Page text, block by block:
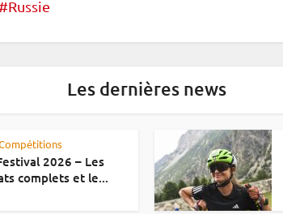
Russie
Les dernières news
2026 – Les
complets et le...